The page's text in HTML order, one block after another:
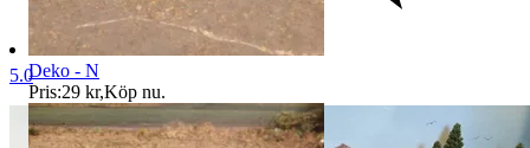
5.0Deko - N
Pris:29 kr,Köp nu.